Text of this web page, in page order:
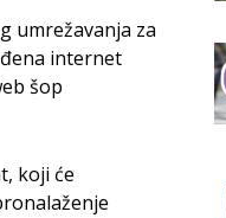
umrežavanja za
internet
šop
koji će